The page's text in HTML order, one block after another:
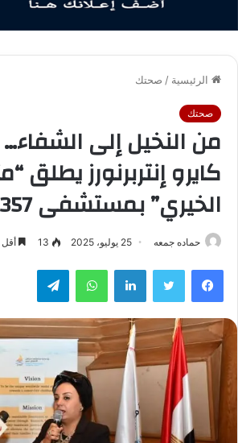
الرئيسية / صحتك
صحتك
من النخيل إلى
كايرو إنتربرنورز يطلق
الخيري” بمستشفى 57357
حماده جمعه 25 يوليو، 2025 13
فيسبوك تويتر لينكدإن واتساب تيلقرام